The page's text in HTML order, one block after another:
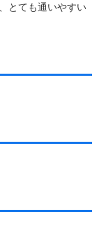
とても通いやすい